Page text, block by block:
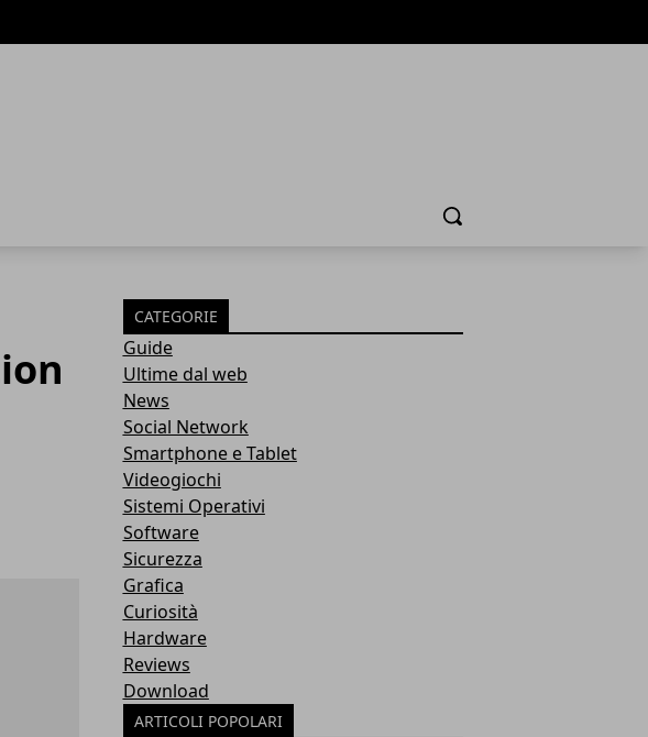
Cerca
CATEGORIE
Guide
Ultime dal web
News
Social Network
Smartphone e Tablet
Videogiochi
Sistemi Operativi
Software
Sicurezza
Grafica
Curiosità
Hardware
Reviews
Download
ARTICOLI POPOLARI